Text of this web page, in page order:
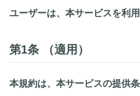
ユーザーは、本サービスを利
第1条 （適用）
本規約は、本サービスの提供